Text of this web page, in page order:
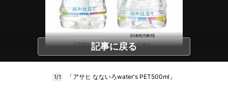
記事に戻る
1/1 「アサヒ なないろwater's PET500ml」